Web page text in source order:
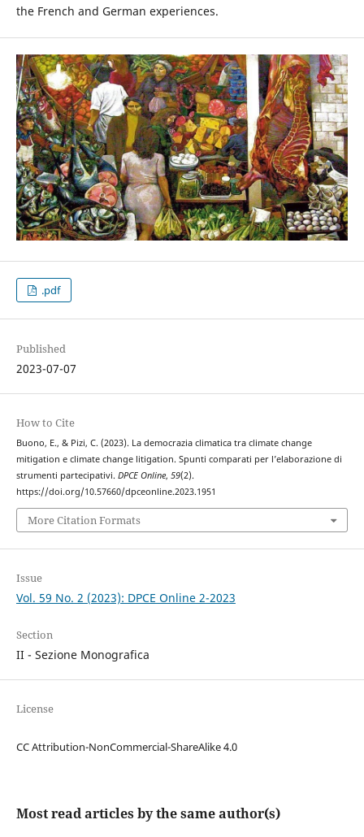
the French and German experiences.
.pdf
Published
2023-07-07
How to Cite
Buono, E., & Pizi, C. (2023). La democrazia climatica tra climate change
mitigation e climate change litigation. Spunti comparati per l’elaborazione di
strumenti partecipativi. DPCE Online, 59(2).
https://doi.org/10.57660/dpceonline.2023.1951
More Citation Formats
Issue
Vol. 59 No. 2 (2023): DPCE Online 2-2023
Section
II - Sezione Monografica
License
CC Attribution-NonCommercial-ShareAlike 4.0
Most read articles by the same author(s)